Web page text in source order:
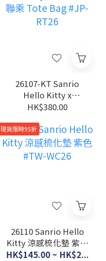
26107-KT Sanrio
Hello Kitty x
ROOTOTE 聯乘 Tote
HK$380.00
現貨限時95折
26110 Sanrio Hello
Kitty 涼感梳化墊 紫色
#TW-WC26
HK$145.00 ~ HK$2...